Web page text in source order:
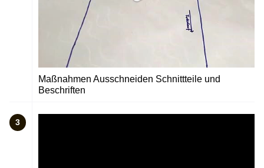
Maßnahmen Ausschneiden Schnittteile und
Beschriften
3